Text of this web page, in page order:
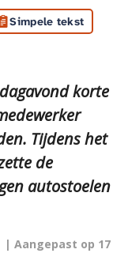
Simpele tekst
korte
Tijdens het
de
autostoelen
| Aangepast op 17